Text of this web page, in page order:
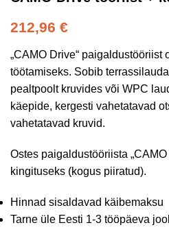
212,96 €
„CAMO Drive“
töötamiseks. Sobib
pealtpoolt kruvides või WPC
käepide, kergesti vahetatavad
vahetatavad kruvid.
Ostes paigaldustööriista
kingituseks (kogus piiratud).
Hinnad sisaldavad käibemaksu
Tarne üle Eesti 1-3 tööpäeva